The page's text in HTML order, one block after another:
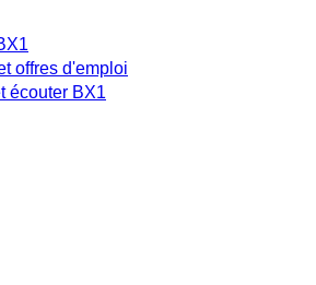
offres d'emploi
écouter BX1